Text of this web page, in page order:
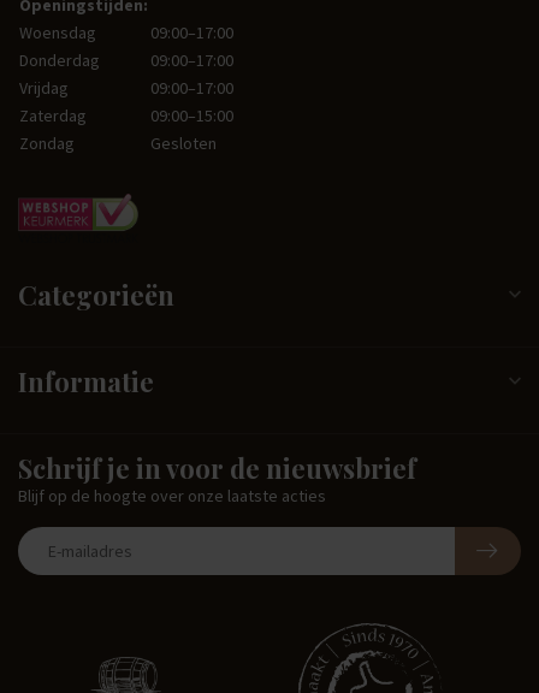
Openingstijden:
Woensdag
09:00–17:00
Donderdag
09:00–17:00
Vrijdag
09:00–17:00
Zaterdag
09:00–15:00
Zondag
Gesloten
Categorieën
Informatie
Schrijf je in voor de nieuwsbrief
Blijf op de hoogte over onze laatste acties